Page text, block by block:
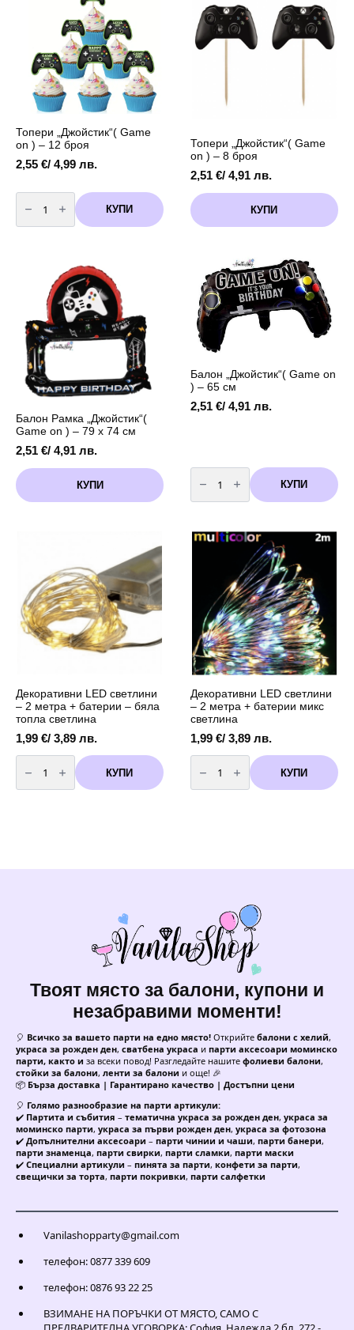
батерии
бяла
студена
светлина
Топери „Джойстик“( Game
on ) – 12 броя
2,55 €/ 4,99 лв.
количество
за
Топери
"Джойстик"
КУПИ
Топери „Джойстик“( Game
on ) – 8 броя
2,51 €/ 4,91 лв.
КУПИ
Балон Рамка „Джойстик“(
Game on ) – 79 х 74 см
2,51 €/ 4,91 лв.
КУПИ
Балон „Джойстик“( Game on
) – 65 см
2,51 €/ 4,91 лв.
количество
за
Балон
"Джойстик"
on
КУПИ
Декоративни LED светлини
– 2 метра + батерии – бяла
топла светлина
1,99 €/ 3,89 лв.
количество
за
Декоративни
LED
бяла
КУПИ
Декоративни LED светлини
– 2 метра + батерии микс
светлина
1,99 €/ 3,89 лв.
количество
за
Декоративни
LED
светлина
КУПИ
Твоят място за балони, купони и
незабравими моменти!
🎈 Всичко за вашето парти на едно място! Открийте балони с хелий,
украса за рожден ден, сватбена украса и парти аксесоари моминско
парти, както и за всеки повод! Разгледайте нашите фолиеви балони,
стойки за балони, ленти за балони и още! 🎉
📦 Бърза доставка | Гарантирано качество | Достъпни цени
🎈 Голямо разнообразие на парти артикули:
✔️ Партита и събития – тематична украса за рожден ден, украса за
моминско парти, украса за първи рожден ден, украса за фотозона
✔️ Допълнителни аксесоари – парти чинии и чаши, парти банери,
парти знаменца, парти свирки, парти сламки, парти маски
✔️ Специални артикули – пинята за парти, конфети за парти,
свещички за торта, парти покривки, парти салфетки
Vanilashopparty@gmail.com
телефон: 0877 339 609
телефон: 0876 93 22 25
ВЗИМАНЕ НА ПОРЪЧКИ ОТ МЯСТО, САМО С